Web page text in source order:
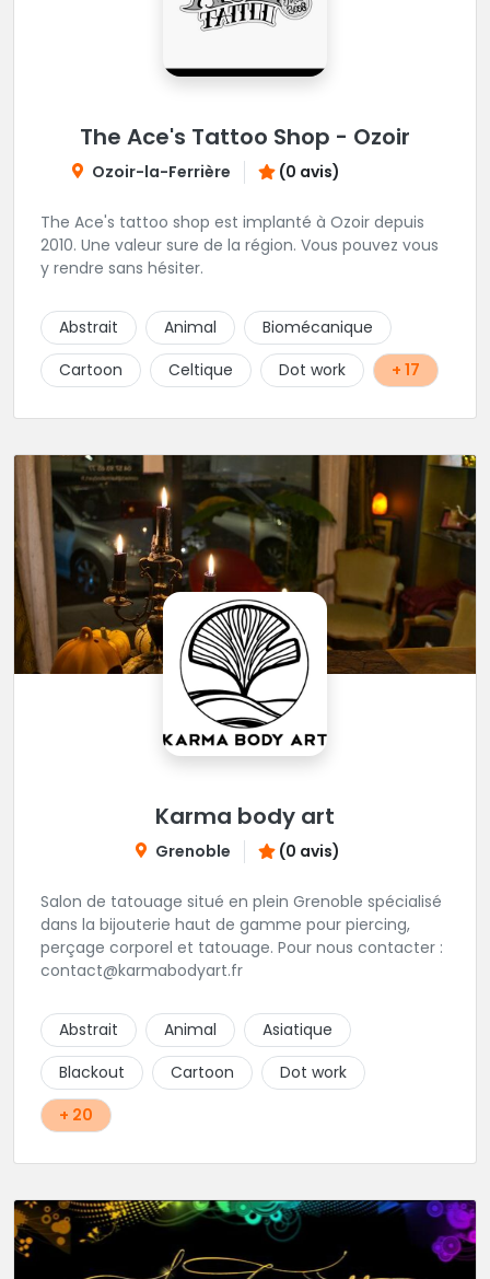
The Ace's Tattoo Shop - Ozoir
Ozoir-la-Ferrière (0 avis)
The Ace's tattoo shop est implanté à Ozoir depuis
2010. Une valeur sure de la région. Vous pouvez vous
y rendre sans hésiter.
Abstrait Animal
Biomécanique
Cartoon
Celtique Dot work + 17
Karma body art
Grenoble (0 avis)
Salon de tatouage situé en plein Grenoble spécialisé
dans la bijouterie haut de gamme pour piercing,
perçage corporel et tatouage. Pour nous contacter :
contact@karmabodyart.fr
Abstrait Animal
Asiatique
Blackout
Cartoon
Dot work
+ 20